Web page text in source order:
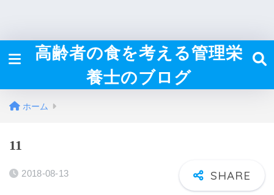
高齢者の食を考える管理栄
養士のブログ
ホーム
11
2018-08-13